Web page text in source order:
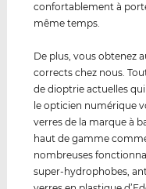
confortablement à
même temps.
De plus, vous obtenez
corrects chez nous.
de dioptrie actuelles
le opticien numérique
verres de la marque à
haut de gamme
nombreuses
super-hydrophobes,